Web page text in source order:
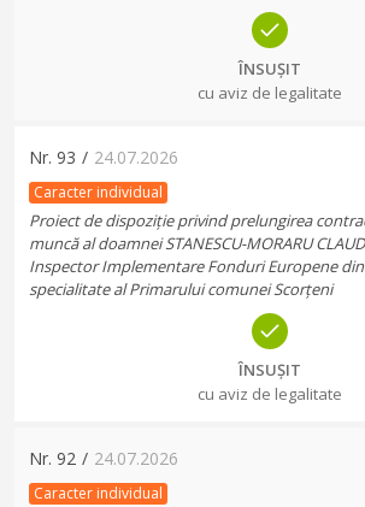
ÎNSUȘIT
cu aviz de legalitate
Nr. 93 / 24.07.2026
Caracter individual
Proiect de dispoziție privind prelungirea
muncă al doamnei STANESCU-MORARU
Inspector Implementare Fonduri Europene
specialitate al Primarului comunei Scorțeni
ÎNSUȘIT
cu aviz de legalitate
Nr. 92 / 24.07.2026
Caracter individual